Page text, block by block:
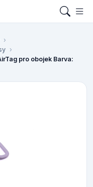
pro obojek Barva: